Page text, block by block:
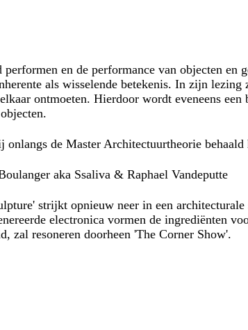
en de performance van objecten
als wisselende betekenis. In zijn lezing
ontmoeten. Hierdoor wordt eveneens een
de Master Architectuurtheorie behaald
aka Ssaliva & Raphael Vandeputte
strijkt opnieuw neer in een
electronica vormen de ingrediënten
zal resoneren doorheen 'The Corner Show'.